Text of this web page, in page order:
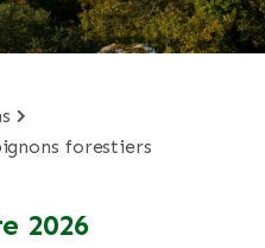
forestiers
2026